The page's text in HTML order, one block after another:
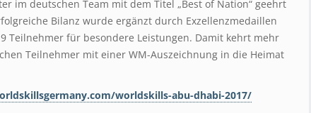
im deutschen Team mit dem Titel „Best of Nation“ geehrt
Bilanz wurde ergänzt durch Exzellenzmedaillen
Teilnehmer für besondere Leistungen. Damit kehrt mehr
Teilnehmer mit einer WM-Auszeichnung in die Heimat
worldskills-abu-dhabi-2017/